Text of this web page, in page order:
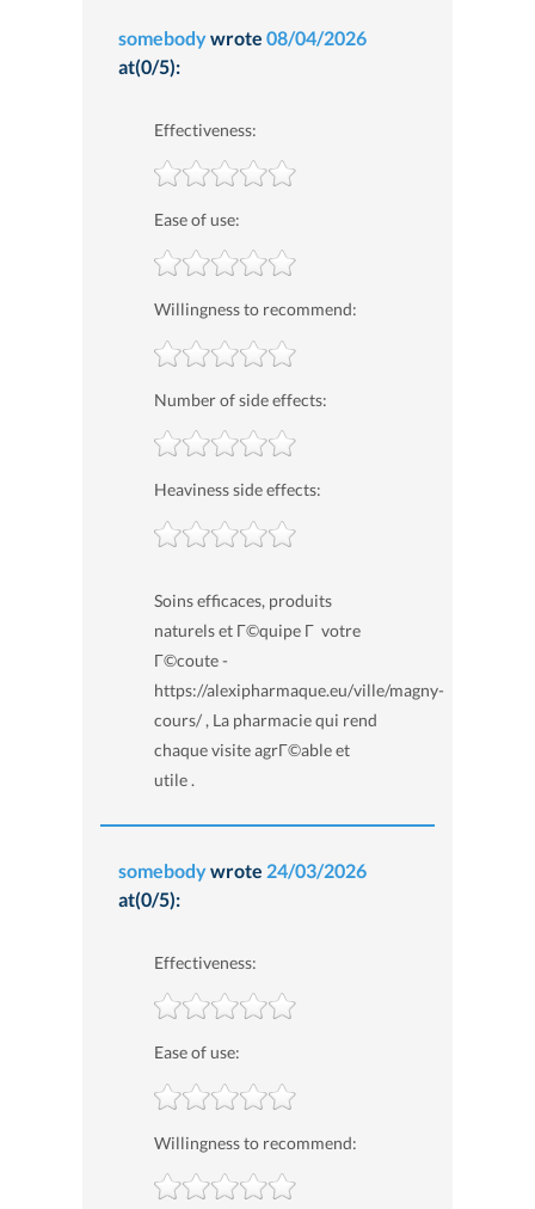
somebodywrote 08/04/2026
at(0/5):
Effectiveness:
Ease of use:
Willingness to recommend:
Number of side effects:
Heaviness side effects:
Soins efficaces, produits
naturels et Г©quipe Г votre
Г©coute -
https://alexipharmaque.eu/ville/magny-
cours/ , La pharmacie qui rend
chaque visite agrГ©able et
utile .
somebodywrote 24/03/2026
at(0/5):
Effectiveness:
Ease of use:
Willingness to recommend: